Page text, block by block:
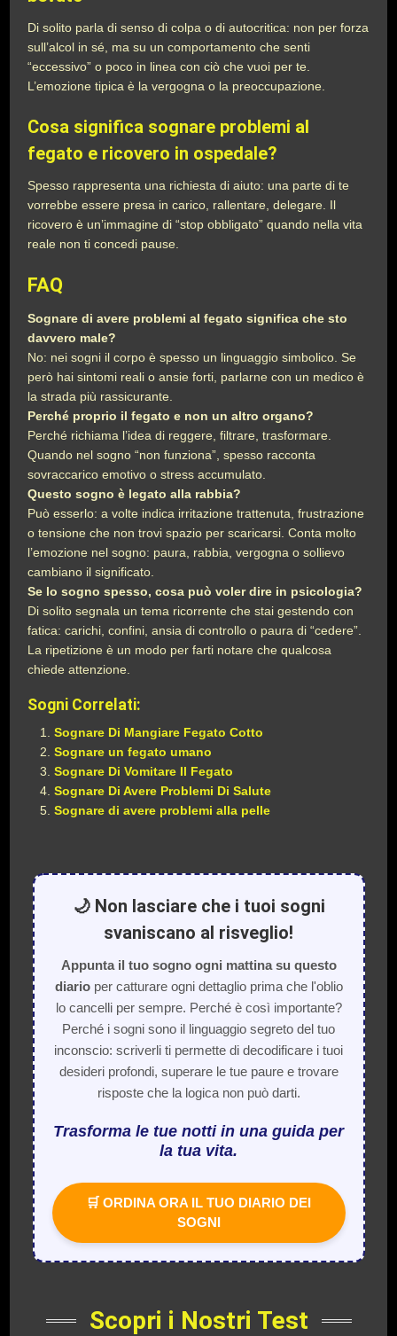
Di solito parla di senso di colpa o di autocritica: non per forza
sull’alcol in sé, ma su un comportamento che senti
“eccessivo” o poco in linea con ciò che vuoi per te.
L’emozione tipica è la vergogna o la preoccupazione.
Cosa significa sognare problemi al
fegato e ricovero in ospedale?
Spesso rappresenta una richiesta di aiuto: una parte di te
vorrebbe essere presa in carico, rallentare, delegare. Il
ricovero è un’immagine di “stop obbligato” quando nella vita
reale non ti concedi pause.
FAQ
Sognare di avere problemi al fegato significa che sto
davvero male?
No: nei sogni il corpo è spesso un linguaggio simbolico. Se
però hai sintomi reali o ansie forti, parlarne con un medico è
la strada più rassicurante.
Perché proprio il fegato e non un altro organo?
Perché richiama l’idea di reggere, filtrare, trasformare.
Quando nel sogno “non funziona”, spesso racconta
sovraccarico emotivo o stress accumulato.
Questo sogno è legato alla rabbia?
Può esserlo: a volte indica irritazione trattenuta, frustrazione
o tensione che non trovi spazio per scaricarsi. Conta molto
l’emozione nel sogno: paura, rabbia, vergogna o sollievo
cambiano il significato.
Se lo sogno spesso, cosa può voler dire in psicologia?
Di solito segnala un tema ricorrente che stai gestendo con
fatica: carichi, confini, ansia di controllo o paura di “cedere”.
La ripetizione è un modo per farti notare che qualcosa
chiede attenzione.
Sogni Correlati:
Sognare Di Mangiare Fegato Cotto
Sognare un fegato umano
Sognare Di Vomitare Il Fegato
Sognare Di Avere Problemi Di Salute
Sognare di avere problemi alla pelle
🌙 Non lasciare che i tuoi sogni
svaniscano al risveglio!
Appunta il tuo sogno ogni mattina su questo
diarioper catturare ogni dettaglio prima che l'oblio
lo cancelli per sempre. Perché è così importante?
Perché i sogni sono il linguaggio segreto del tuo
inconscio: scriverli ti permette di decodificare i tuoi
desideri profondi, superare le tue paure e trovare
risposte che la logica non può darti.
Trasforma le tue notti in una guida per
la tua vita.
🛒 ORDINA ORA IL TUO DIARIO DEI
SOGNI
Scopri i Nostri Test